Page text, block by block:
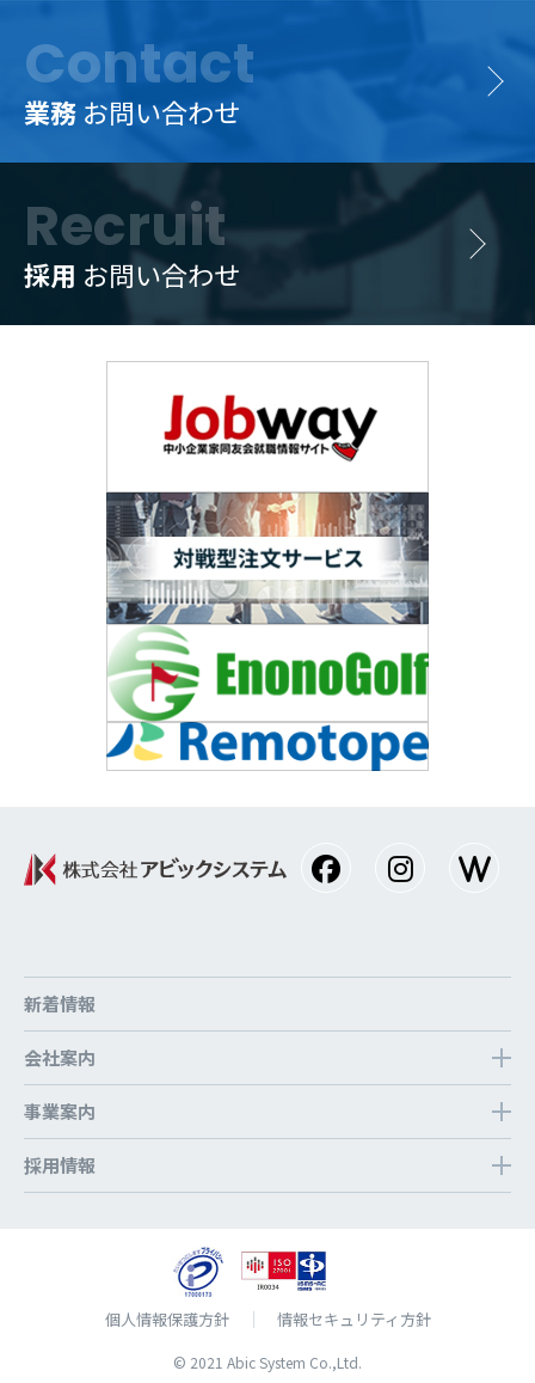
Contact
業務 お問い合わせ
Recruit
採用 お問い合わせ
新着情報
会社案内
事業案内
採⽤情報
個⼈情報保護⽅針 情報セキュリティ方針
© 2021 Abic System Co.,Ltd.